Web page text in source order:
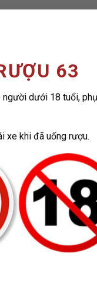
63
người dưới 18 tuổi,
xe khi đã uống rượu.